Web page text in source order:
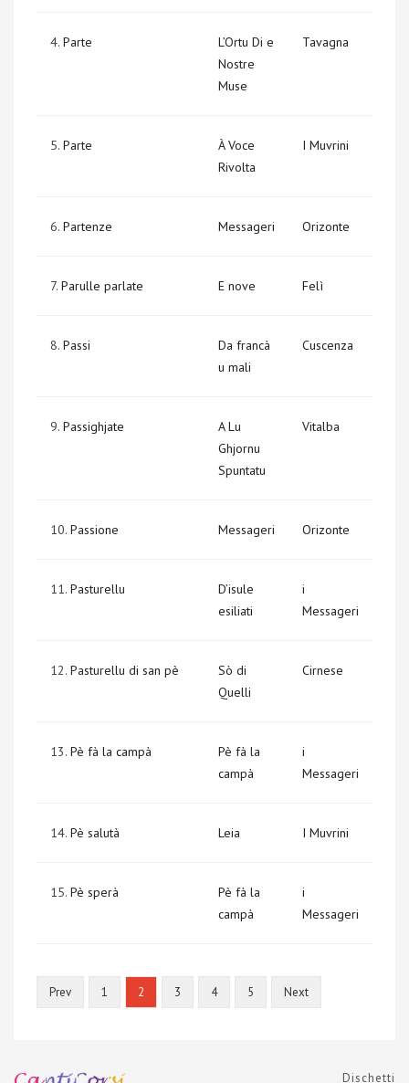
4. Parte
L’Ortu Di e
Nostre
Muse
Tavagna
5. Parte
À Voce
Rivolta
I Muvrini
6. Partenze Messageri Orizonte
7. Parulle parlate E nove Felì
8. Passi
Da francà
u mali
Cuscenza
9. Passighjate
A Lu
Ghjornu
Spuntatu
Vitalba
10. Passione Messageri Orizonte
11. Pasturellu
D’isule
esiliati
i
Messageri
12. Pasturellu di san pè
Sò di
Quelli
Cirnese
13. Pè fà la campà
Pè fà la
campà
i
Messageri
14. Pè salutà Leia I Muvrini
15. Pè sperà
Pè fà la
campà
i
Messageri
Prev 1 2 3 4 5 Next
Dischetti